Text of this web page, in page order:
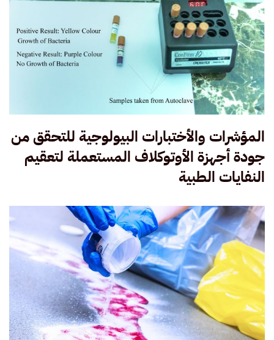
المؤشرات والأختبارات البيولوجية للتحقق من
جودة أجهزة الأوتوكلاف المستعملة لتعقيم
النفايات الطبية